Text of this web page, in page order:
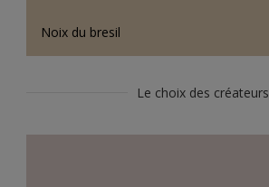
Noix du bresil
Le choix des créateurs